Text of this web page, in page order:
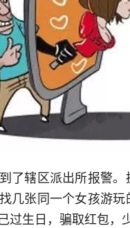
了辖区派出所报警
几张同一个女孩游
过生日，骗取红包，